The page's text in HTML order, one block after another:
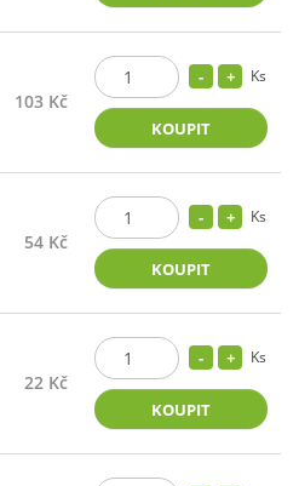
103 Kč
Ks
KOUPIT
54 Kč
Ks
KOUPIT
22 Kč
Ks
KOUPIT